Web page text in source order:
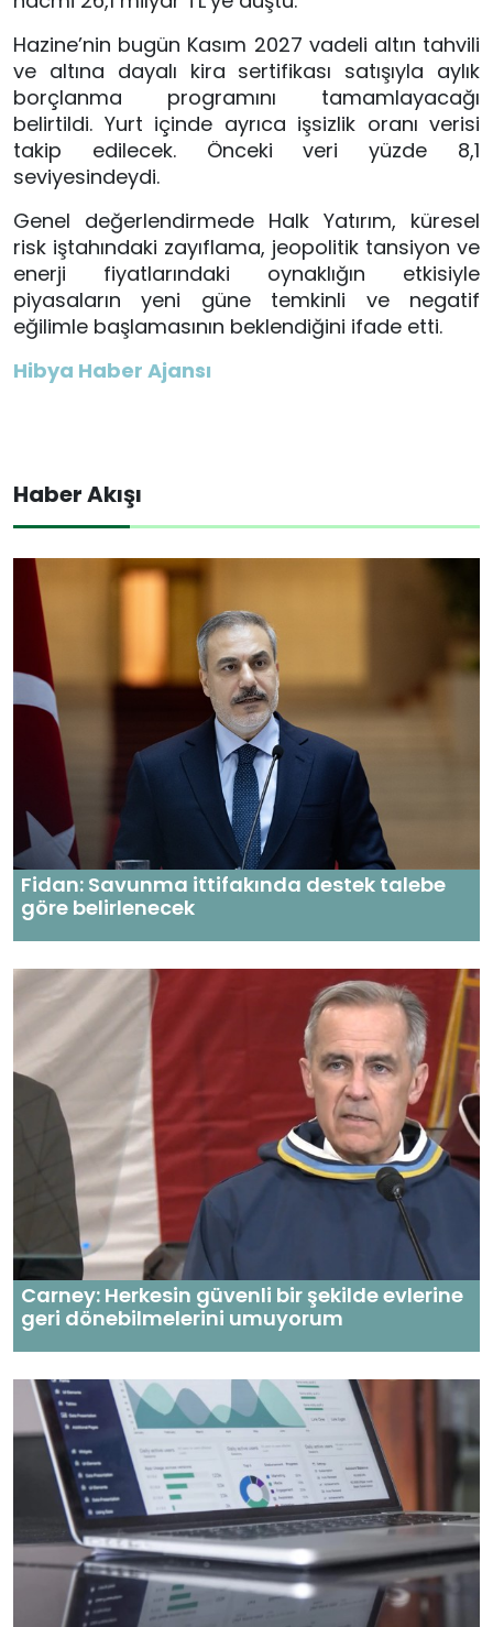
Hazine’nin bugün Kasım 2027 vadeli altın tahvili
ve altına dayalı kira sertifikası satışıyla aylık
borçlanma programını tamamlayacağı
belirtildi. Yurt içinde ayrıca işsizlik oranı verisi
takip edilecek. Önceki veri yüzde 8,1
seviyesindeydi.
Genel değerlendirmede Halk Yatırım, küresel
risk iştahındaki zayıflama, jeopolitik tansiyon ve
enerji fiyatlarındaki oynaklığın etkisiyle
piyasaların yeni güne temkinli ve negatif
eğilimle başlamasının beklendiğini ifade etti.
Hibya Haber Ajansı
Haber Akışı
Fidan: Savunma ittifakında destek talebe
göre belirlenecek
Carney: Herkesin güvenli bir şekilde evlerine
geri dönebilmelerini umuyorum